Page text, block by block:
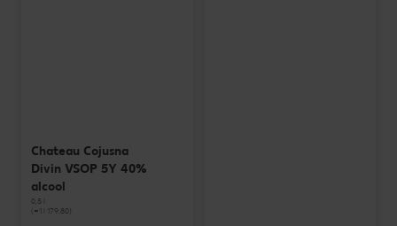
Chateau Cojusna
Divin VSOP 5Y 40%
alcool
0,5 l
(=1 l 179.80)